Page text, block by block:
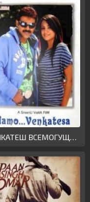
ВЕНКАТЕШ ВСЕМОГУЩИЙ(2010)